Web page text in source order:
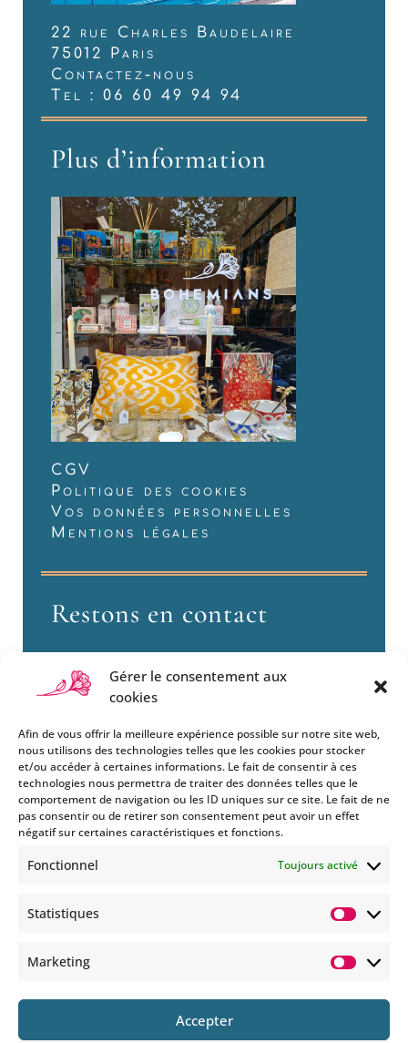
Gérer le consentement aux
cookies
Afin de vous offrir la meilleure expérience possible sur notre site web,
nous utilisons des technologies telles que les cookies pour stocker
et/ou accéder à certaines informations. Le fait de consentir à ces
technologies nous permettra de traiter des données telles que le
comportement de navigation ou les ID uniques sur ce site. Le fait de ne
pas consentir ou de retirer son consentement peut avoir un effet
négatif sur certaines caractéristiques et fonctions.
Fonctionnel Toujours activé
Statistiques
Marketing
Accepter
22 rue Charles Baudelaire
75012 Paris
Contactez-nous
Tel : 06 60 49 94 94
Plus d’information
CGV
Politique des cookies
Vos données personnelles
Mentions légales
Restons en contact
Si vous souhaitez être informés
des nouveautés et évènements
que nous organisons
abonnez-vous à notre
de nos MMS.
En savoir plus